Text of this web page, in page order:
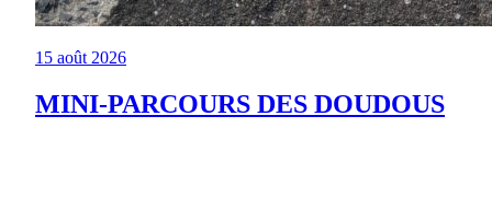
15 août 2026
MINI-PARCOURS DES DOUDOUS